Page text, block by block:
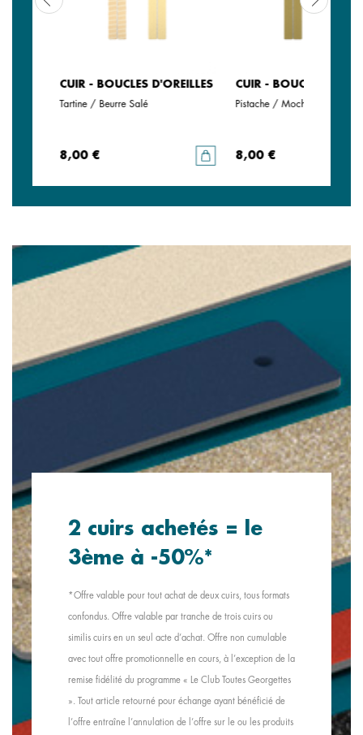
CUIR - BOUCLES D'OREILLES
Tartine / Beurre Salé
8,00 €
CUIR - BOUCLES
Pistache / Mochaccino
8,00 €
2 cuirs achetés = le
3ème à -50%*
*Offre valable pour tout achat de deux cuirs, tous formats
confondus. Offre valable par tranche de trois cuirs ou
similis cuirs en un seul acte d’achat. Offre non cumulable
avec tout offre promotionnelle en cours, à l’exception de la
remise fidélité du programme « Le Club Toutes Georgettes
». Tout article retourné pour échange ayant bénéficié de
l’offre entraîne l’annulation de l’offre sur le ou les produits